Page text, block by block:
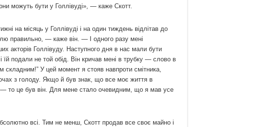
можуть бути у Голлівуді», — каже Скотт.
на місяць у Голлівуді і на один тиждень відлітав до
правильно, — каже він. — І одного разу мені
акторів Голлівуду. Наступного дня в нас мали бути
їй подали не той обід. Він кричав мені в трубку — слово в
У цей момент я стояв навпроти смітника,
з голоду. Якщо й був знак, що все моє життя в
то це був він. Для мене стало очевидним, що я мав усе
всі. Тим не менш, Скотт продав все своє майно і